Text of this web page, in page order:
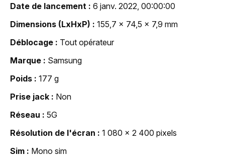
Date de lancement
6 janv. 2022, 00:00:00
Dimensions (LxHxP)
155,7 x 74,5 x 7,9 mm
Déblocage
Tout opérateur
Marque
Samsung
Poids
177 g
Prise jack
Non
Réseau
5G
Résolution de l'écran
1 080 x 2 400 pixels
Sim
Mono sim